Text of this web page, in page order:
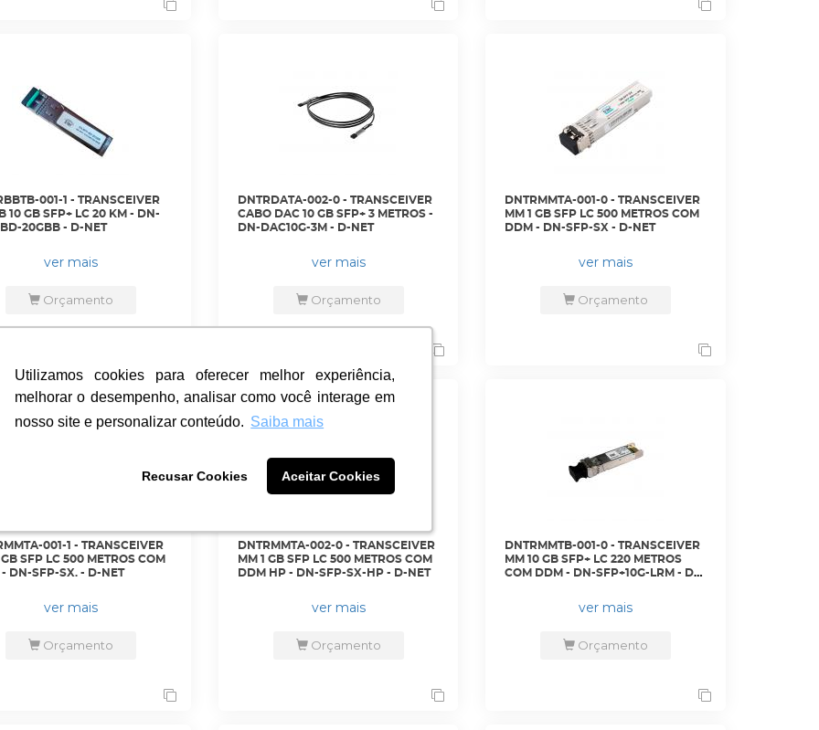
Utilizamos cookies para oferecer melhor experiência,
melhorar o desempenho, analisar como você interage em
nosso site e personalizar conteúdo. Saiba mais
Recusar Cookies Aceitar Cookies
Utilizamos cookies para oferecer melhor experiência,
melhorar o desempenho, analisar como você interage em
nosso site e personalizar conteúdo. Saiba mais
Recusar Cookies Aceitar Cookies
001-1 - TRANSCEIVER
10 GB SFP+ LC 20 KM - DN-
20GBB - D-NET
ver mais
Orçamento
DNTRDATA-002-0 - TRANSCEIVER
CABO DAC 10 GB SFP+ 3 METROS -
DN-DAC10G-3M - D-NET
ver mais
Orçamento
DNTRMMTA-001-0 - TRANSCEIVER
MM 1 GB SFP LC 500 METROS COM
DDM - DN-SFP-SX - D-NET
ver mais
Orçamento
001-1 - TRANSCEIVER
GB SFP LC 500 METROS COM
- DN-SFP-SX. - D-NET
ver mais
Orçamento
DNTRMMTA-002-0 - TRANSCEIVER
MM 1 GB SFP LC 500 METROS COM
DDM HP - DN-SFP-SX-HP - D-NET
ver mais
Orçamento
DNTRMMTB-001-0 - TRANSCEIVER
MM 10 GB SFP+ LC 220 METROS
COM DDM - DN-SFP+10G-LRM - D-
ver mais
Orçamento